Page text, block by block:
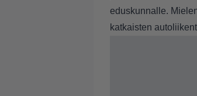
eduskunnalle.
katkaisten